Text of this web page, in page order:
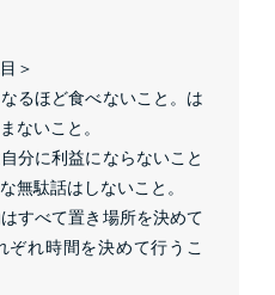
＞
るほど食べないこと。は
ないこと。
分に利益にならないこと
無駄話はしないこと。
すべて置き場所を決めて
ぞれ時間を決めて行うこ